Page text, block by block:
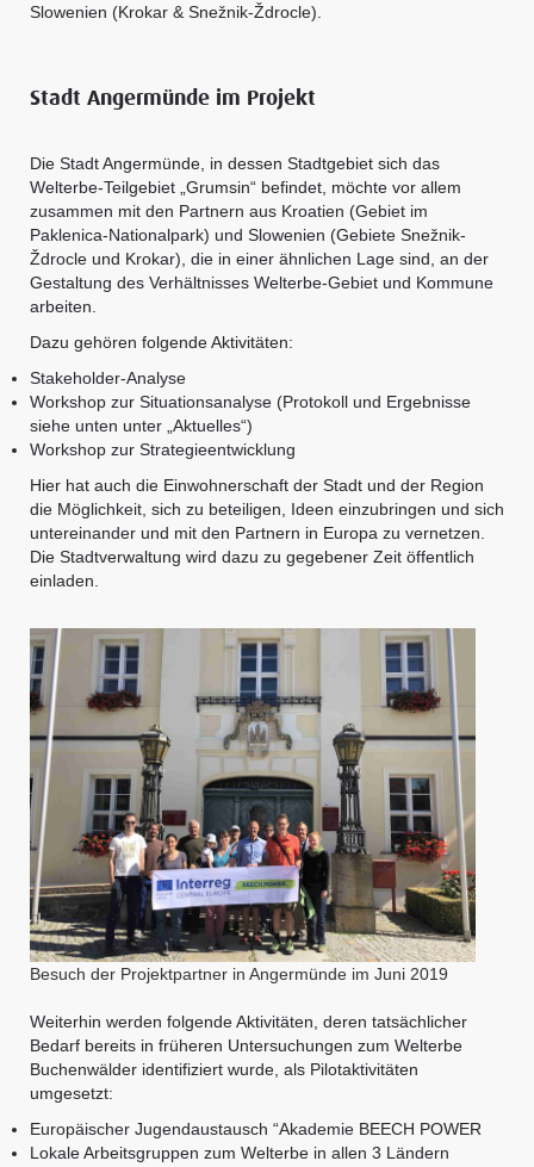
Slowenien (Krokar & Snežnik-Ždrocle).
Stadt Angermünde im Projekt
Die Stadt Angermünde, in dessen Stadtgebiet sich das
Welterbe-Teilgebiet „Grumsin“ befindet, möchte vor allem
zusammen mit den Partnern aus Kroatien (Gebiet im
Paklenica-Nationalpark) und Slowenien (Gebiete Snežnik-
Ždrocle und Krokar), die in einer ähnlichen Lage sind, an der
Gestaltung des Verhältnisses Welterbe-Gebiet und Kommune
arbeiten.
Dazu gehören folgende Aktivitäten:
Stakeholder-Analyse
Workshop zur Situationsanalyse (Protokoll und Ergebnisse
siehe unten unter „Aktuelles“)
Workshop zur Strategieentwicklung
Hier hat auch die Einwohnerschaft der Stadt und der Region
die Möglichkeit, sich zu beteiligen, Ideen einzubringen und sich
untereinander und mit den Partnern in Europa zu vernetzen.
Die Stadtverwaltung wird dazu zu gegebener Zeit öffentlich
einladen.
Besuch der Projektpartner in Angermünde im Juni 2019
Weiterhin werden folgende Aktivitäten, deren tatsächlicher
Bedarf bereits in früheren Untersuchungen zum Welterbe
Buchenwälder identifiziert wurde, als Pilotaktivitäten
umgesetzt:
Europäischer Jugendaustausch “Akademie BEECH POWER
Lokale Arbeitsgruppen zum Welterbe in allen 3 Ländern